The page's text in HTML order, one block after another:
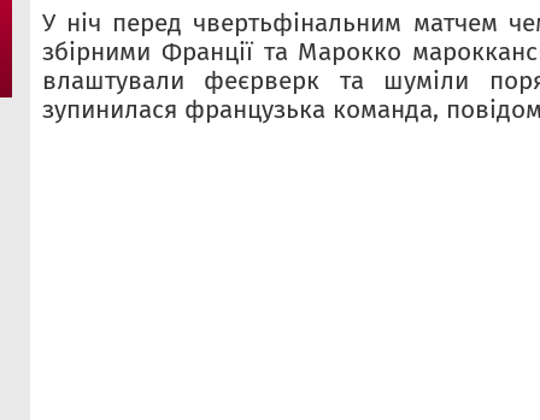
У ніч перед чвертьфінальним матчем
збірними Франції та Марокко
влаштували феєрверк та шуміли
зупинилася французька команда,